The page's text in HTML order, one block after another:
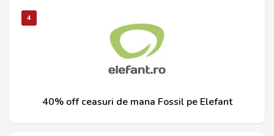
4
40% off ceasuri de mana Fossil pe Elefant